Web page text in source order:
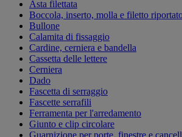
Asta filettata
Boccola, inserto, molla e filetto
Bullone
Calamita di fissaggio
Cardine, cerniera e bandella
Cassetta delle lettere
Cerniera
Dado
Fascetta di serraggio
Fascette serrafili
Ferramenta per l'arredamento
Giunto e clip circolare
Guarnizione per porte, finestre e